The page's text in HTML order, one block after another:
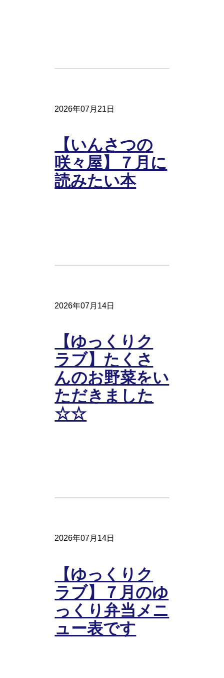
2026年07月21日
【いんさつの
咲々屋】７月に
読みたい本
2026年07月14日
【ゆっくりク
ラブ】たくさ
んのお野菜をい
ただきました
☆☆
2026年07月14日
【ゆっくりク
ラブ】７月のゆ
っくり弁当メニ
ュー表です